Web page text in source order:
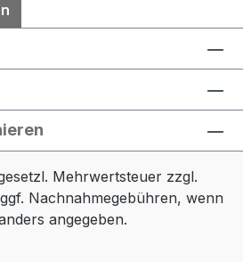
Mehrwertsteuer zzgl.
Nachnahmegebühren, wenn
angegeben.